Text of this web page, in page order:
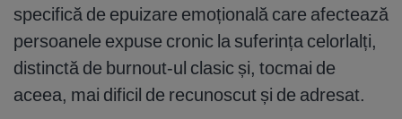
specifică de epuizare emoțională care afectează
persoanele expuse cronic la suferința celorlalți,
distinctă de burnout-ul clasic și, tocmai de
aceea, mai dificil de recunoscut și de adresat.